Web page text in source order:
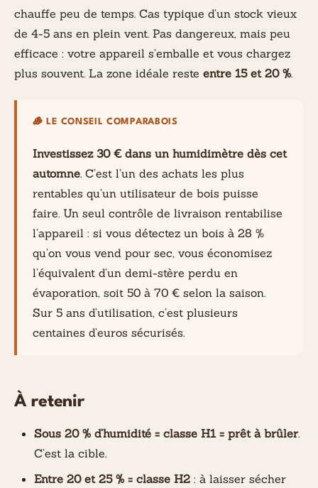
chauffe peu de temps. Cas typique d’un stock vieux
de 4-5 ans en plein vent. Pas dangereux, mais peu
efficace : votre appareil s’emballe et vous chargez
plus souvent. La zone idéale reste entre 15 et 20 %.
🪵 LE CONSEIL COMPARABOIS
Investissez 30 € dans un humidimètre dès cet
automne. C’est l’un des achats les plus
rentables qu’un utilisateur de bois puisse
faire. Un seul contrôle de livraison rentabilise
l’appareil : si vous détectez un bois à 28 %
qu’on vous vend pour sec, vous économisez
l’équivalent d’un demi-stère perdu en
évaporation, soit 50 à 70 € selon la saison.
Sur 5 ans d’utilisation, c’est plusieurs
centaines d’euros sécurisés.
À retenir
Sous 20 % d’humidité = classe H1 = prêt à brûler.
C’est la cible.
Entre 20 et 25 % = classe H2 : à laisser sécher